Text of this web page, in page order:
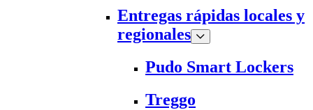
Entregas rápidas locales y
regionales
Pudo Smart Lockers
Treggo